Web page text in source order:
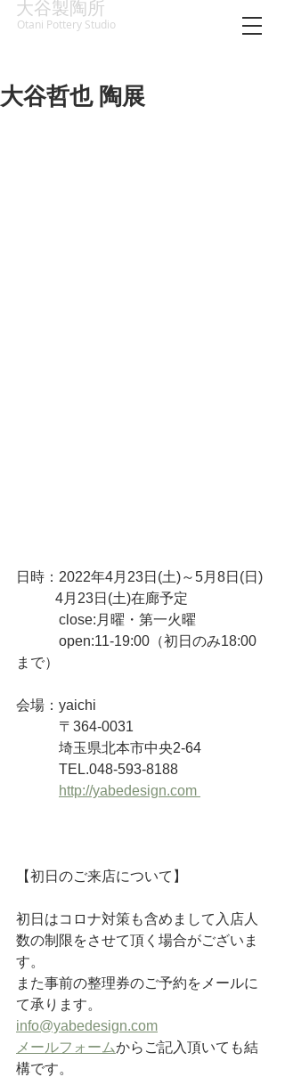
大谷製陶所
Otani Pottery Studio
大谷哲也 陶展
日時：2022年4月23日(土)～5月8日(日)
           4月23日(土)在廊予定
close:月曜・第一火曜
open:11-19:00（初日のみ18:00
まで）
会場：yaichi
〒364-0031
埼玉県北本市中央2-64
TEL.048-593-8188
http://yabedesign.com
【初日のご来店について】
初日はコロナ対策も含めまして入店人
数の制限をさせて頂く場合がございま
す。
また事前の整理券のご予約をメールに
て承ります。
info@yabedesign.com
メールフォームからご記入頂いても結
構です。